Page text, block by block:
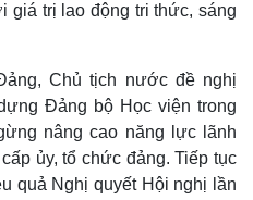
trị lao động tri thức, sáng
Chủ tịch nước đề nghị
Đảng bộ Học viện trong
nâng cao năng lực lãnh
ủy, tổ chức đảng. Tiếp tục
quả Nghị quyết Hội nghị lần